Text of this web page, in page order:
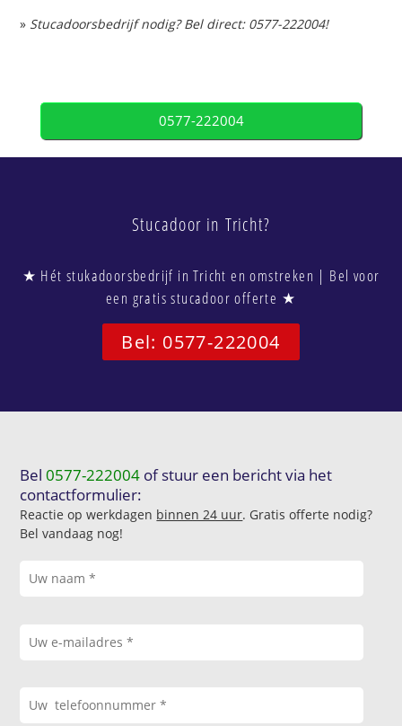
» Stucadoorsbedrijf nodig? Bel direct: 0577-222004!
0577-222004
Stucadoor in Tricht?
★ Hét stukadoorsbedrijf in Tricht en omstreken | Bel voor
een gratis stucadoor offerte ★
Bel: 0577-222004
Bel0577-222004 of stuur een bericht via het
contactformulier:
Reactie op werkdagen binnen 24 uur. Gratis offerte nodig?
Bel vandaag nog!